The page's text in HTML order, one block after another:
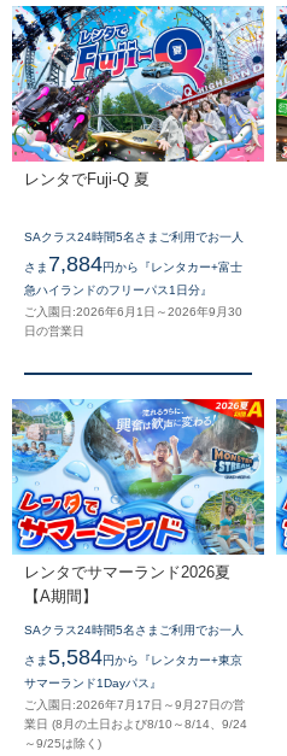
レンタでFuji-Q 夏
SAクラス24時間5名さまご利用でお一人
さま 7,884円から『レンタカー+富士
急ハイランドのフリーパス1日分』
ご入園日:2026年6月1日～2026年9月30
日の営業日
レンタでサマーランド2026夏
【A期間】
SAクラス24時間5名さまご利用でお一人
さま5,584円から『レンタカー+東京
サマーランド1Dayパス』
ご入園日:2026年7月17日～9月27日の営
業日 (8月の土日および8/10～8/14、9/24
～9/25は除く)